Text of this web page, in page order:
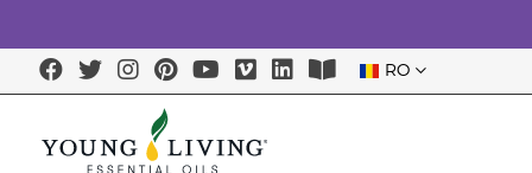
RO